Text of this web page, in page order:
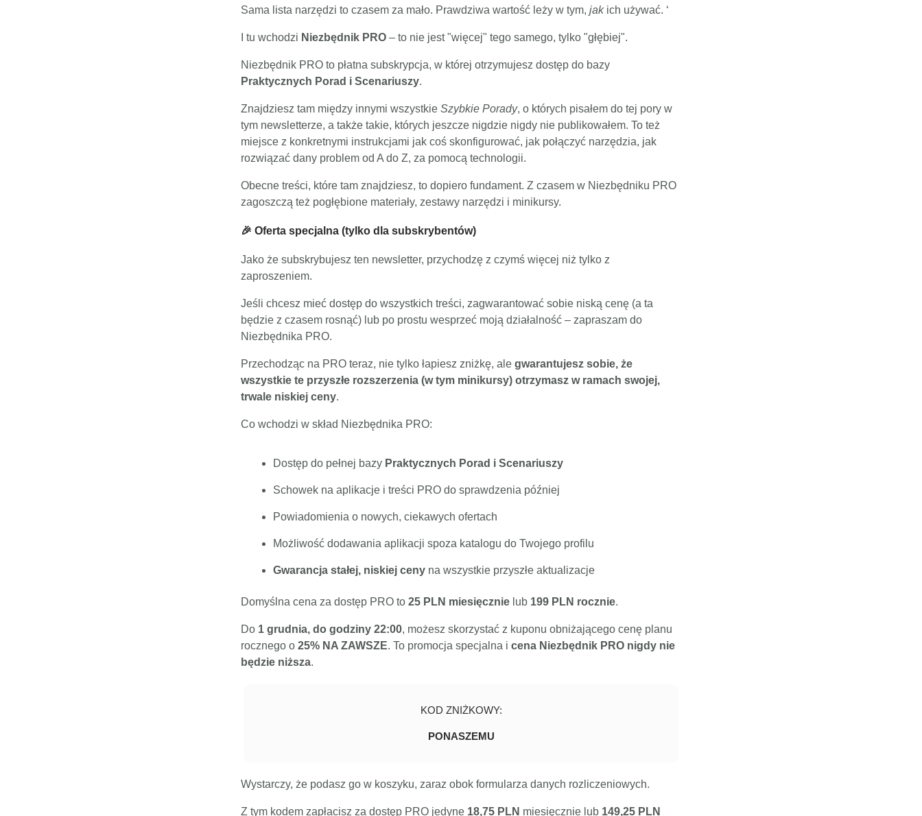
Sama lista narzędzi to czasem za mało. Prawdziwa wartość leży w tym, jakich używać. ‘
I tu wchodzi Niezbędnik PRO – to nie jest "więcej" tego samego, tylko "głębiej".
Niezbędnik PRO to płatna subskrypcja, w której otrzymujesz dostęp do bazy
Praktycznych Porad i Scenariuszy.
Znajdziesz tam między innymi wszystkie Szybkie Porady, o których pisałem do tej pory w
tym newsletterze, a także takie, których jeszcze nigdzie nigdy nie publikowałem. To też
miejsce z konkretnymi instrukcjami jak coś skonfigurować, jak połączyć narzędzia, jak
rozwiązać dany problem od A do Z, za pomocą technologii.
Obecne treści, które tam znajdziesz, to dopiero fundament. Z czasem w Niezbędniku PRO
zagoszczą też pogłębione materiały, zestawy narzędzi i minikursy.
🎉 Oferta specjalna (tylko dla subskrybentów)
Jako że subskrybujesz ten newsletter, przychodzę z czymś więcej niż tylko z
zaproszeniem.
Jeśli chcesz mieć dostęp do wszystkich treści, zagwarantować sobie niską cenę (a ta
będzie z czasem rosnąć) lub po prostu wesprzeć moją działalność – zapraszam do
Niezbędnika PRO.
Przechodząc na PRO teraz, nie tylko łapiesz zniżkę, ale gwarantujesz sobie, że
wszystkie te przyszłe rozszerzenia (w tym minikursy) otrzymasz w ramach swojej,
trwale niskiej ceny.
Co wchodzi w skład Niezbędnika PRO:
Dostęp do pełnej bazy Praktycznych Porad i Scenariuszy
Schowek na aplikacje i treści PRO do sprawdzenia później
Powiadomienia o nowych, ciekawych ofertach
Możliwość dodawania aplikacji spoza katalogu do Twojego profilu
Gwarancja stałej, niskiej ceny na wszystkie przyszłe aktualizacje
Domyślna cena za dostęp PRO to 25 PLN miesięcznie lub 199 PLN rocznie.
Do 1 grudnia, do godziny 22:00, możesz skorzystać z kuponu obniżającego cenę planu
rocznego o 25% NA ZAWSZE. To promocja specjalna i cena Niezbędnik PRO nigdy nie
będzie niższa.
KOD ZNIŻKOWY:
PONASZEMU
Wystarczy, że podasz go w koszyku, zaraz obok formularza danych rozliczeniowych.
Z tym kodem zapłacisz za dostęp PRO jedyne 18,75 PLN miesięcznie lub 149,25 PLN